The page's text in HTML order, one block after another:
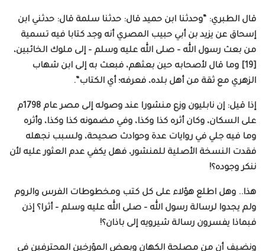
قال الطبري: “وحدثنا ابن حميد قال: حدثنا سلمة قال: حدثني ابن
إسحاق عن يزيد بن أبي حبيب المصري أنه وجد كتابا فيه تسمية
من بعث رسول الله – صلى الله عليه وسلم – إلى ملوك الخائبين،
[19] وما قال لأصحابه حين بعثهم، فبعث به إلى ابن شهاب
الزهري مع ثقة من أهل بلده، فعرفه؛ أي الكتاب”.
إذا قيل: إن نابليون وزع منشورا عند وصوله إلى مصر عام 1798م
على السكان، وكان أثره كذا وكذا، وفي مضمونه كذا وكذا، وأثره
وما فيه جلي في روايات عدة وحوادث صحيحة، ولسبب نجهله
فقدت النسخة الأصلية للمنشور، فهل يكفي عدم العثور عليه لأن
ننكر وجوده؟!
هذا.. وهل اطلع هؤلاء على كل كتب ومخطوطات الفرس والروم
ولم يجدوا لرسالة رسول الله – صلى الله عليه وسلم – أثرا؟ إذن
فبماذا يفسرون رسالة شيرويه إلى باذان؟!
ونضيف أن من مصلحة الكهان وبعض المؤرخين المحترفين في